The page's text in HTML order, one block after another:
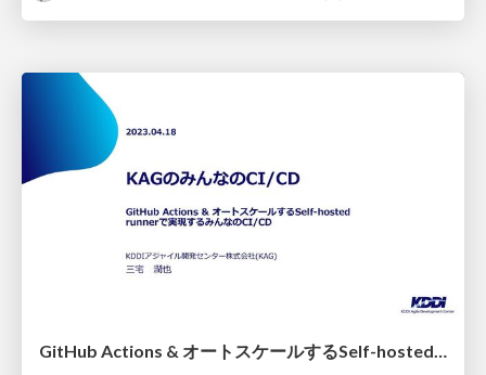
GitHub Actions & オートスケールするSelf-hosted runnerで実現する KAGのみんなのCI/CD